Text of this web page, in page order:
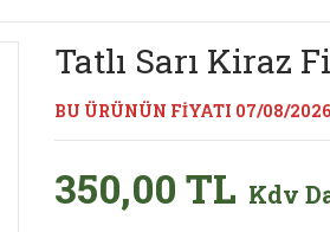
Tatlı Sarı Kiraz
BU ÜRÜNÜN FİYATI 07/08/
350,00 TL Kdv